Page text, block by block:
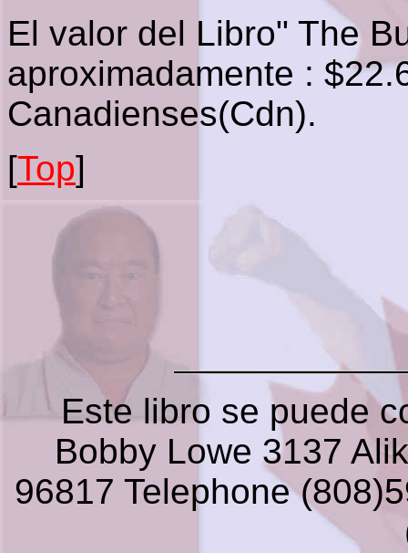
El valor del Libro" The
aproximadamente :
Canadienses(Cdn).
[Top]
Este libro se puede
Bobby Lowe 3137
96817 Telephone